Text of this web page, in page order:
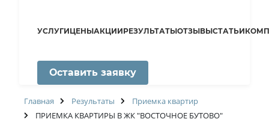
УСЛУГИЦЕНЫАКЦИИРЕЗУЛЬТАТЫОТЗЫВЫСТАТЬИ
Оставить заявку
Главная Результаты
Приемка квартир
ПРИЕМКА КВАРТИРЫ В ЖК "ВОСТОЧНОЕ БУТОВО"